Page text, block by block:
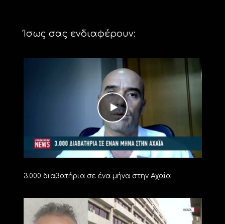
Ίσως σας ενδιαφέρουν:
3.000 διαβατήρια σε ένα μήνα στην Αχαΐα